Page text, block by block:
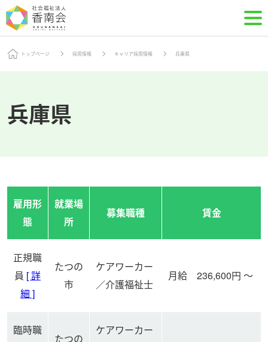
トップページ 採用情報 キャリア採用情報 兵庫県
兵庫県
雇用形
態
就業場
所
募集職種 賃金
正規職
員 [ 詳
細 ]
たつの
市
ケアワーカー
／介護福祉士
月給 236,600円 ～
臨時職
たつの
ケアワーカー